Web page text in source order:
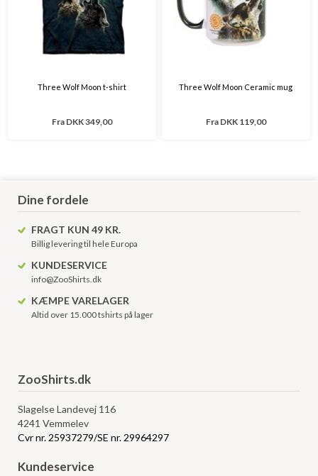
Three Wolf Moon t-shirt
Fra DKK 349,00
Three Wolf Moon Ceramic mug
Fra DKK 119,00
Dine fordele
FRAGT KUN 49 KR.
Billig levering til hele Europa
KUNDESERVICE
info@ZooShirts.dk
KÆMPE VARELAGER
Altid over 15.000 tshirts på lager
ZooShirts.dk
Slagelse Landevej 116
4241 Vemmelev
Cvr nr. 25937279/SE nr. 29964297
Kundeservice